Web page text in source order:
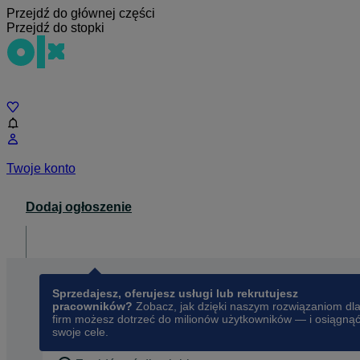
Przejdź do głównej części
Przejdź do stopki
Twoje konto
Dodaj ogłoszenie
Sprzedajesz, oferujesz usługi lub rekrutujesz
pracowników? Zobacz, jak dzięki naszym rozwiązaniom dla
firm możesz dotrzeć do milionów użytkowników — i osiągnąć
swoje cele.